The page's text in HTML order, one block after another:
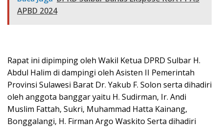
APBD 2024
Rapat ini dipimping oleh Wakil Ketua DPRD Sulbar H.
Abdul Halim di dampingi oleh Asisten II Pemerintah
Provinsi Sulawesi Barat Dr. Yakub F. Solon serta dihadiri
oleh anggota banggar yaitu H. Sudirman, Ir. Andi
Muslim Fattah, Sukri, Muhammad Hatta Kainang,
Bonggalangi, H. Firman Argo Waskito Serta dihadiri